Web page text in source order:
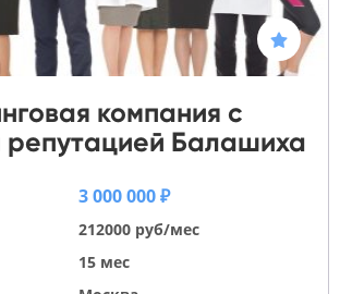
компания с
репутацией Балашиха
3 000 000 ₽
212000 руб/мес
15 мес